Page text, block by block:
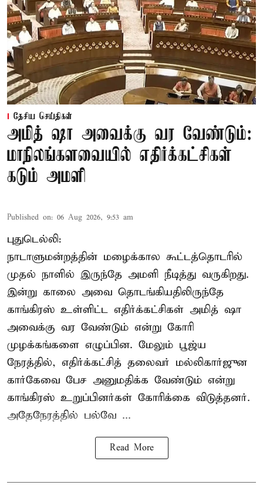
தேசிய செய்திகள்
அமித் ஷா அவைக்கு வர வேண்டும்:
மாநிலங்களவையில் எதிர்க்கட்சிகள்
கடும் அமளி
Published on: 06 Aug 2026, 9:53 am
புதுடெல்லி:
நாடாளுமன்றத்தின் மழைக்கால கூட்டத்தொடரில்
முதல் நாளில் இருந்தே அமளி நீடித்து வருகிறது.
இன்று காலை அவை தொடங்கியதிலிருந்தே
காங்கிரஸ் உள்ளிட்ட எதிர்க்கட்சிகள் அமித் ஷா
அவைக்கு வர வேண்டும் என்று கோரி
முழக்கங்களை எழுப்பின. மேலும் பூஜ்ய
நேரத்தில், எதிர்க்கட்சித் தலைவர் மல்லிகார்ஜுன
கார்கேவை பேச அனுமதிக்க வேண்டும் என்று
காங்கிரஸ் உறுப்பினர்கள் கோரிக்கை விடுத்தனர்.
அதேநேரத்தில் பல்வே ...
Read More